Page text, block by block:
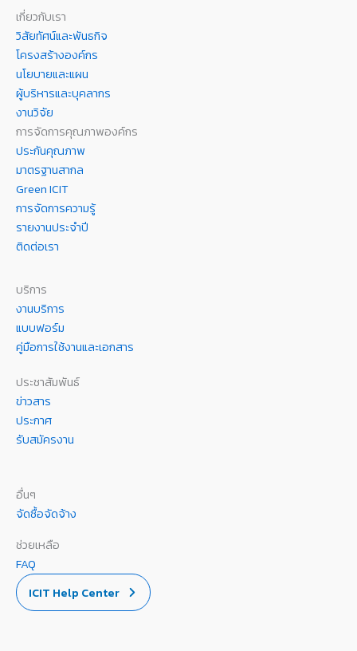
เกี่ยวกับเรา
วิสัยทัศน์และพันธกิจ
โครงสร้างองค์กร
นโยบายและแผน
ผู้บริหารและบุคลากร
งานวิจัย
การจัดการคุณภาพองค์กร
ประกันคุณภาพ
มาตรฐานสากล
Green ICIT
การจัดการความรู้
รายงานประจำปี
ติดต่อเรา
บริการ
งานบริการ
แบบฟอร์ม
คู่มือการใช้งานและเอกสาร
ประชาสัมพันธ์
ข่าวสาร
ประกาศ
รับสมัครงาน
อื่นๆ
จัดซื้อจัดจ้าง
ช่วยเหลือ
FAQ
ICIT Help Center